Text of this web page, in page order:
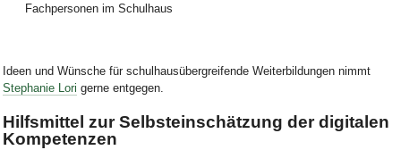
Fachpersonen im Schulhaus
Ideen und Wünsche für schulhausübergreifende Weiterbildungen nimmt
Stephanie Lori gerne entgegen.
Hilfsmittel zur Selbsteinschätzung der digitalen
Kompetenzen